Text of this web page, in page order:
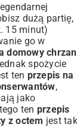
dużą partię,
15 minut)
go w
domowy chrzan
spożycie
ten przepis na
,
jako
ten przepis
z octem jest tak